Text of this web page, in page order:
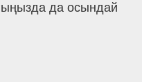
да осындай